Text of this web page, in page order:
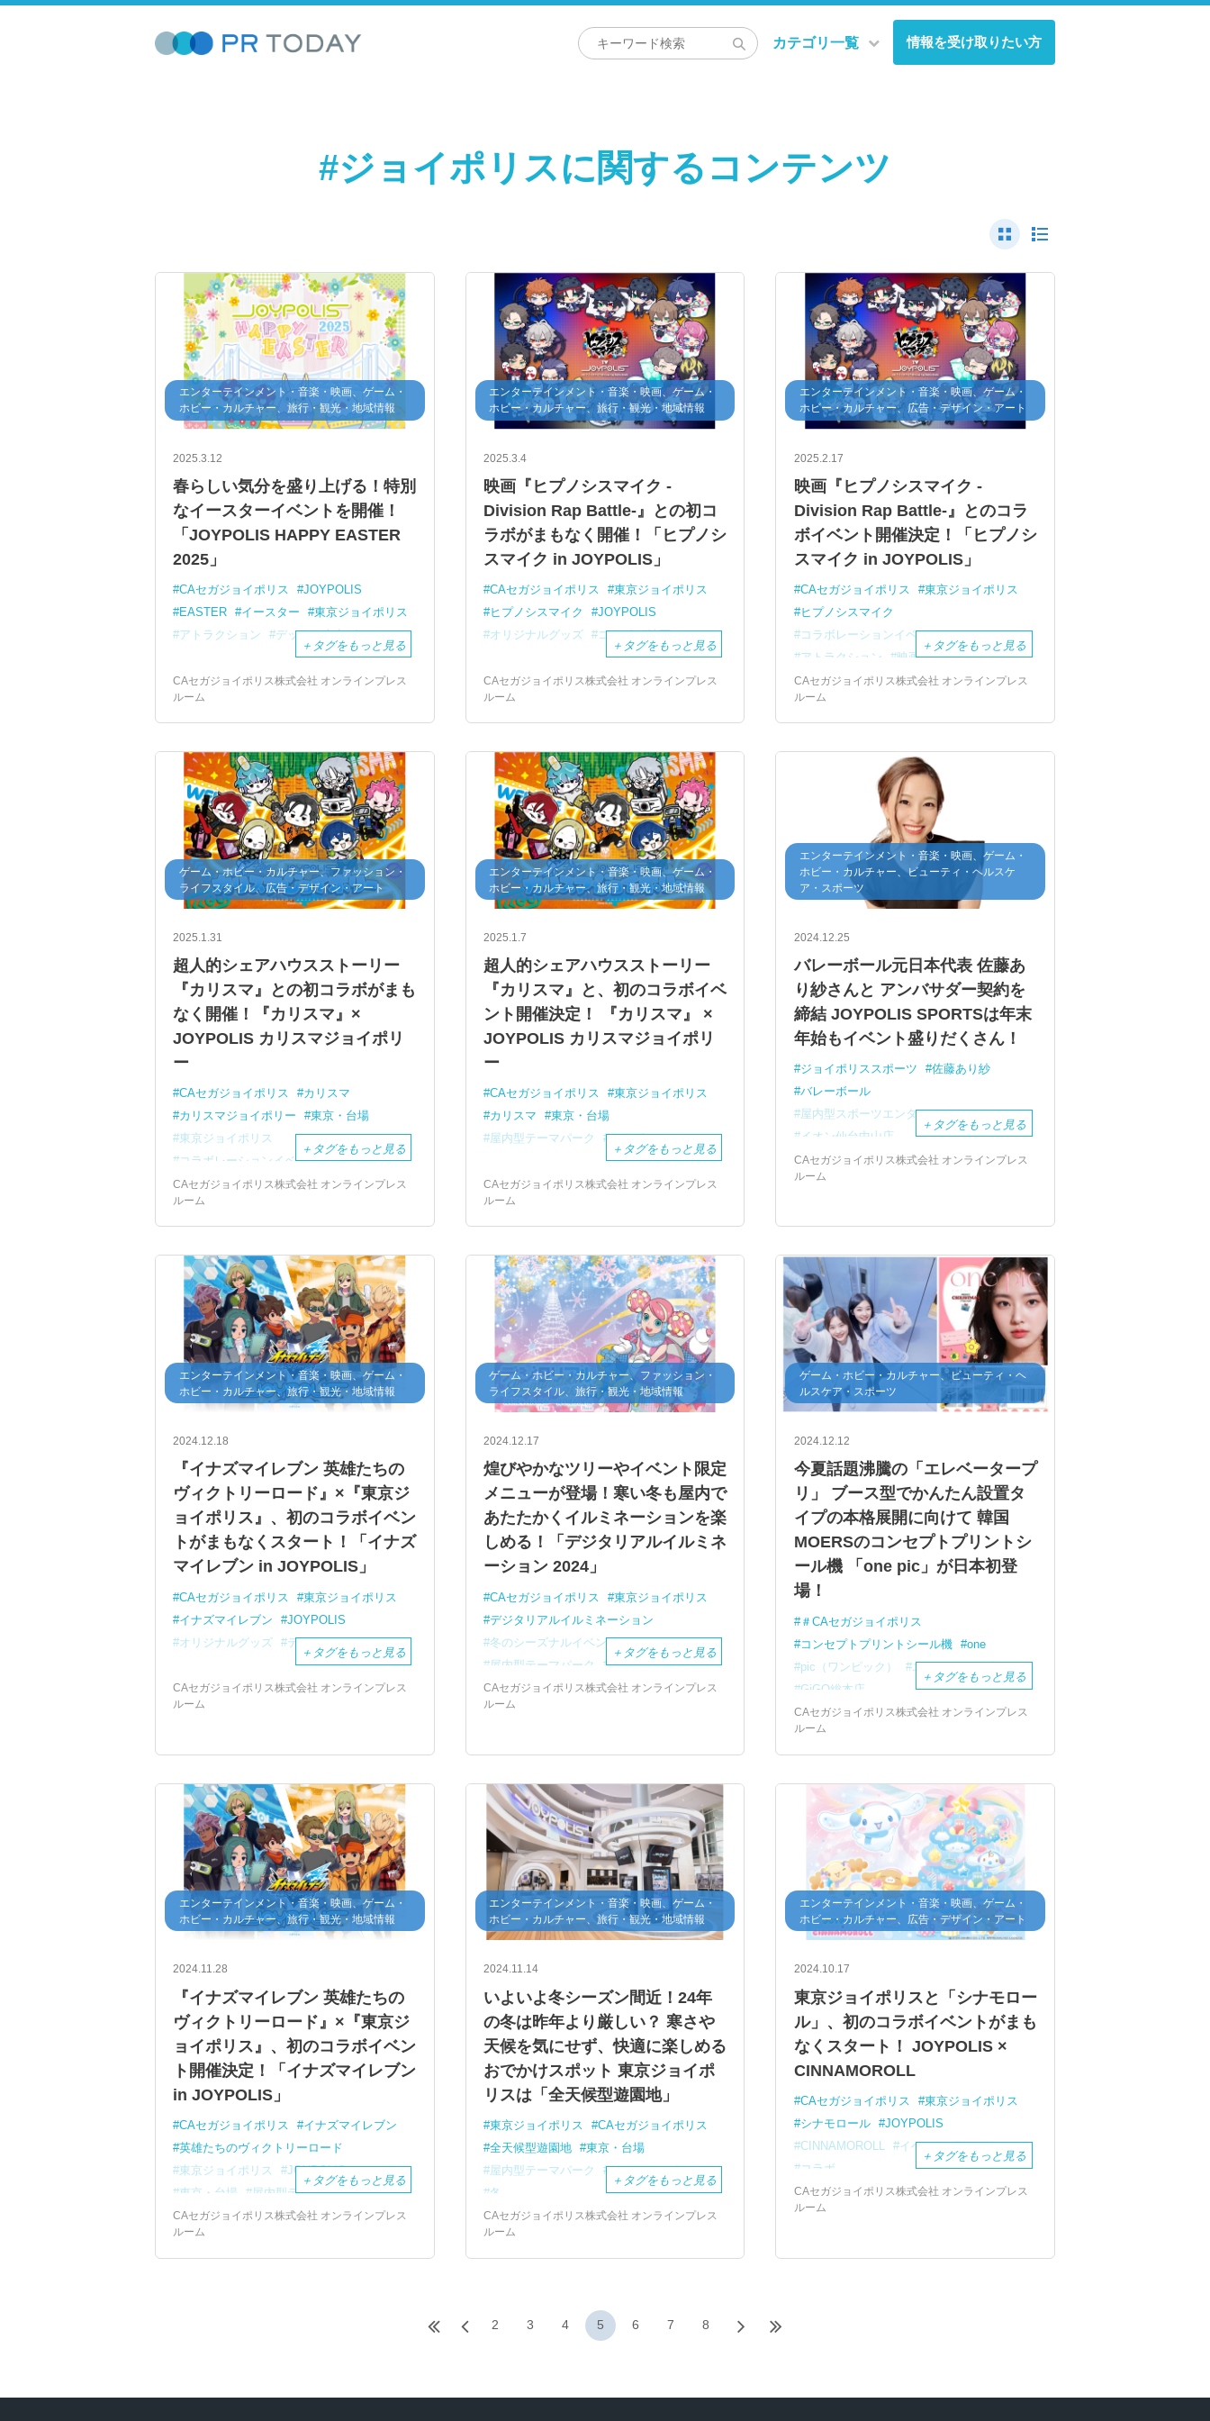
カテゴリ一覧 情報を受け取りたい方
#ジョイポリスに関するコンテンツ
エンターテインメント・音楽・映画、ゲーム・
ホビー・カルチャー、旅行・観光・地域情報
2025.3.12
春らしい気分を盛り上げる！特別
なイースターイベントを開催！
「JOYPOLIS HAPPY EASTER
2025」
CAセガジョイポリス
JOYPOLIS
EASTER
イースター
東京ジョイポリス
アトラクション
デックス東京ビーチ
＋ タグをもっと見る
CAセガジョイポリス株式会社 オンラインプレス
ルーム
エンターテインメント・音楽・映画、ゲーム・
ホビー・カルチャー、旅行・観光・地域情報
2025.3.4
映画『ヒプノシスマイク -
Division Rap Battle-』との初コ
ラボがまもなく開催！「ヒプノシ
スマイク in JOYPOLIS」
CAセガジョイポリス
東京ジョイポリス
ヒプノシスマイク
JOYPOLIS
オリジナルグッズ
コラボ 映画
＋ タグをもっと見る
CAセガジョイポリス株式会社 オンラインプレス
ルーム
エンターテインメント・音楽・映画、ゲーム・
ホビー・カルチャー、広告・デザイン・アート
2025.2.17
映画『ヒプノシスマイク -
Division Rap Battle-』とのコラ
ボイベント開催決定！「ヒプノシ
スマイク in JOYPOLIS」
CAセガジョイポリス
東京ジョイポリス
ヒプノシスマイク
コラボレーションイベント
アトラクション
映画
＋ タグをもっと見る
CAセガジョイポリス株式会社 オンラインプレス
ルーム
ゲーム・ホビー・カルチャー、ファッション・
ライフスタイル、広告・デザイン・アート
2025.1.31
超人的シェアハウスストーリー
『カリスマ』との初コラボがまも
なく開催！『カリスマ』×
JOYPOLIS カリスマジョイポリ
ー
CAセガジョイポリス
カリスマ
カリスマジョイポリー
東京・台場
東京ジョイポリス
コラボレーションイベント
＋ タグをもっと見る
CAセガジョイポリス株式会社 オンラインプレス
ルーム
エンターテインメント・音楽・映画、ゲーム・
ホビー・カルチャー、旅行・観光・地域情報
2025.1.7
超人的シェアハウスストーリー
『カリスマ』と、初のコラボイベ
ント開催決定！ 『カリスマ』 ×
JOYPOLIS カリスマジョイポリ
ー
CAセガジョイポリス
東京ジョイポリス
カリスマ
東京・台場
屋内型テーマパーク
コラボ
＋ タグをもっと見る
CAセガジョイポリス株式会社 オンラインプレス
ルーム
エンターテインメント・音楽・映画、ゲーム・
ホビー・カルチャー、ビューティ・ヘルスケ
ア・スポーツ
2024.12.25
バレーボール元日本代表 佐藤あ
り紗さんと アンバサダー契約を
締結 JOYPOLIS SPORTSは年末
年始もイベント盛りだくさん！
ジョイポリススポーツ
佐藤あり紗
バレーボール
屋内型スポーツエンターテインメント
イオン仙台中山店
バレーボール元日本代表
アンバサダー
宮城県仙台市
年末年始イベント
初夢チケット
かるた
＋ タグをもっと見る
CAセガジョイポリス株式会社 オンラインプレス
ルーム
エンターテインメント・音楽・映画、ゲーム・
ホビー・カルチャー、旅行・観光・地域情報
2024.12.18
『イナズマイレブン 英雄たちの
ヴィクトリーロード』×『東京ジ
ョイポリス』、初のコラボイベン
トがまもなくスタート！「イナズ
マイレブン in JOYPOLIS」
CAセガジョイポリス
東京ジョイポリス
イナズマイレブン
JOYPOLIS
オリジナルグッズ
テーマパーク
＋ タグをもっと見る
CAセガジョイポリス株式会社 オンラインプレス
ルーム
ゲーム・ホビー・カルチャー、ファッション・
ライフスタイル、旅行・観光・地域情報
2024.12.17
煌びやかなツリーやイベント限定
メニューが登場！寒い冬も屋内で
あたたかくイルミネーションを楽
しめる！「デジタリアルイルミネ
ーション 2024」
CAセガジョイポリス
東京ジョイポリス
デジタリアルイルミネーション
冬のシーズナルイベント
屋内型テーマパーク
イルミネーション
＋ タグをもっと見る
CAセガジョイポリス株式会社 オンラインプレス
ルーム
ゲーム・ホビー・カルチャー、ビューティ・ヘ
ルスケア・スポーツ
2024.12.12
今夏話題沸騰の「エレベータープ
リ」 ブース型でかんたん設置タ
イプの本格展開に向けて 韓国
MOERSのコンセプトプリントシ
ール機 「one pic」が日本初登
場！
＃CAセガジョイポリス
コンセプトプリントシール機
one
pic（ワンピック）
エレベータープリ
GiGO総本店
eggnam横浜ワールドポーターズ店
＋ タグをもっと見る
CAセガジョイポリス株式会社 オンラインプレス
ルーム
エンターテインメント・音楽・映画、ゲーム・
ホビー・カルチャー、旅行・観光・地域情報
2024.11.28
『イナズマイレブン 英雄たちの
ヴィクトリーロード』×『東京ジ
ョイポリス』、初のコラボイベン
ト開催決定！「イナズマイレブン
in JOYPOLIS」
CAセガジョイポリス
イナズマイレブン
英雄たちのヴィクトリーロード
東京ジョイポリス
JOYPOLIS
東京・台場
屋内型テーマパーク
アトラクション
オリジナルグッズ
コラボ
＋ タグをもっと見る
CAセガジョイポリス株式会社 オンラインプレス
ルーム
エンターテインメント・音楽・映画、ゲーム・
ホビー・カルチャー、旅行・観光・地域情報
2024.11.14
いよいよ冬シーズン間近！24年
の冬は昨年より厳しい？ 寒さや
天候を気にせず、快適に楽しめる
おでかけスポット 東京ジョイポ
リスは「全天候型遊園地」
東京ジョイポリス
CAセガジョイポリス
全天候型遊園地
東京・台場
屋内型テーマパーク
おでかけスポット
冬
＋ タグをもっと見る
CAセガジョイポリス株式会社 オンラインプレス
ルーム
エンターテインメント・音楽・映画、ゲーム・
ホビー・カルチャー、広告・デザイン・アート
2024.10.17
東京ジョイポリスと「シナモロー
ル」、初のコラボイベントがまも
なくスタート！ JOYPOLIS ×
CINNAMOROLL
CAセガジョイポリス
東京ジョイポリス
シナモロール
JOYPOLIS
CINNAMOROLL
イベント
サンリオ
コラボ
＋ タグをもっと見る
CAセガジョイポリス株式会社 オンラインプレス
ルーム
2 3 4 5 6 7 8